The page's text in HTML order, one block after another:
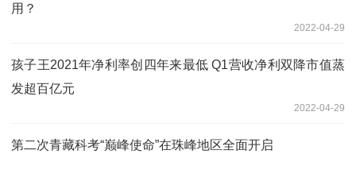
用？
2022-04-29
孩子王2021年净利率创四年来最低 Q1营收净利双降市值蒸
发超百亿元
2022-04-29
第二次青藏科考“巅峰使命”在珠峰地区全面开启